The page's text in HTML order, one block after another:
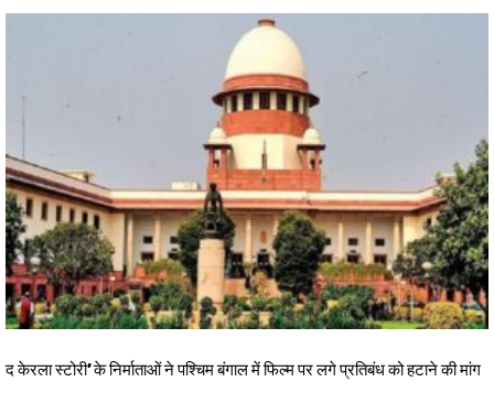
द केरला स्टोरी’ के निर्माताओं ने पश्चिम बंगाल में फिल्म पर लगे प्रतिबंध को हटाने की मांग